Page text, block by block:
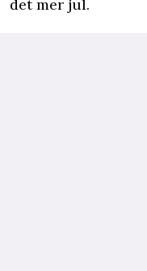
det mer jul.